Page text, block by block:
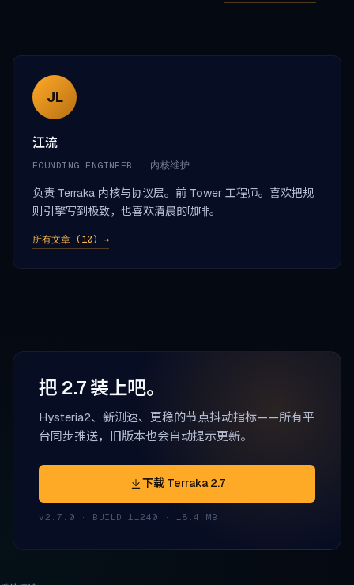
JL
江流
FOUNDING ENGINEER · 内核维护
负责 Terraka 内核与协议层。前 Tower 工程师。喜欢把规
则引擎写到极致，也喜欢清晨的咖啡。
所有文章 (10) →
把 2.7 装上吧。
Hysteria2、新测速、更稳的节点抖动指标——所有平
台同步推送，旧版本也会自动提示更新。
下载 Terraka 2.7
v2.7.0 · BUILD 11240 · 18.4 MB